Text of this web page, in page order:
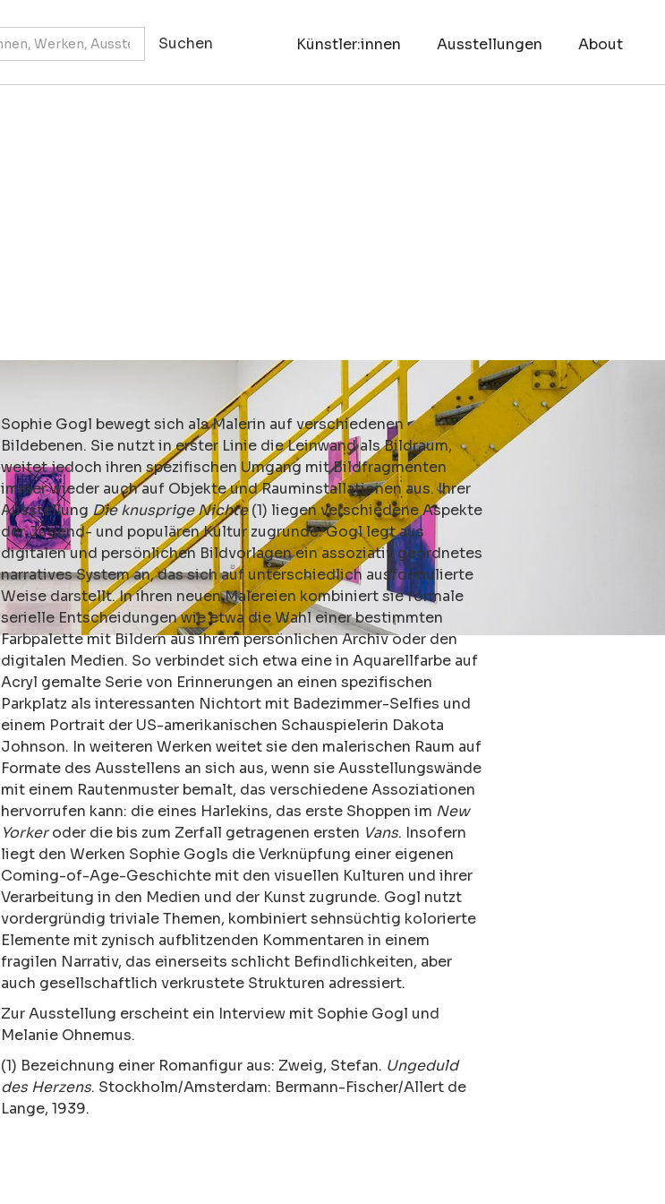
Künstler:innen Ausstellungen About
Sophie Gogl bewegt sich als Malerin auf verschiedenen
Bildebenen. Sie nutzt in erster Linie die Leinwand als Bildraum,
weitet jedoch ihren spezifischen Umgang mit Bildfragmenten
immer wieder auch auf Objekte und Rauminstallationen aus. Ihrer
AusstellungDie knusprige Nichte(1) liegen verschiedene Aspekte
der Jugend- und populären Kultur zugrunde. Gogl legt aus
digitalen und persönlichen Bildvorlagen ein assoziativ geordnetes
narratives System an, das sich auf unterschiedlich ausformulierte
Weise darstellt. In ihren neuen Malereien kombiniert sie formale
serielle Entscheidungen wie etwa die Wahl einer bestimmten
Farbpalette mit Bildern aus ihrem persönlichen Archiv oder den
digitalen Medien. So verbindet sich etwa eine in Aquarellfarbe auf
Acryl gemalte Serie von Erinnerungen an einen spezifischen
Parkplatz als interessanten Nichtort mit Badezimmer-Selfies und
einem Portrait der US-amerikanischen Schauspielerin Dakota
Johnson. In weiteren Werken weitet sie den malerischen Raum auf
Formate des Ausstellens an sich aus, wenn sie Ausstellungswände
mit einem Rautenmuster bemalt, das verschiedene Assoziationen
hervorrufen kann: die eines Harlekins, das erste Shoppen im New
Yorkeroder die bis zum Zerfall getragenen ersten Vans. Insofern
liegt den Werken Sophie Gogls die Verknüpfung einer eigenen
Coming-of-Age-Geschichte mit den visuellen Kulturen und ihrer
Verarbeitung in den Medien und der Kunst zugrunde. Gogl nutzt
vordergründig triviale Themen, kombiniert sehnsüchtig kolorierte
Elemente mit zynisch aufblitzenden Kommentaren in einem
fragilen Narrativ, das einerseits schlicht Befindlichkeiten, aber
auch gesellschaftlich verkrustete Strukturen adressiert.
Zur Ausstellung erscheint ein Interview mit Sophie Gogl und
Melanie Ohnemus.
(1) Bezeichnung einer Romanfigur aus: Zweig, Stefan. Ungeduld
des Herzens. Stockholm/Amsterdam: Bermann-Fischer/Allert de
Lange, 1939.